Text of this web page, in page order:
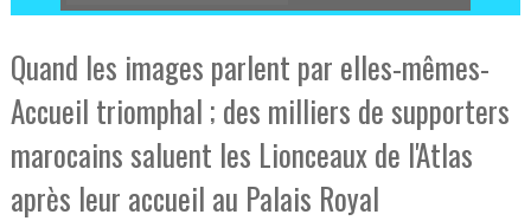
Quand les images parlent par elles-mêmes-
Accueil triomphal ; des milliers de supporters
marocains saluent les Lionceaux de l'Atlas
après leur accueil au Palais Royal